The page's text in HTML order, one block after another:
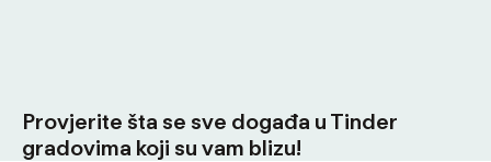
Provjerite šta se sve događa u Tinder
gradovima koji su vam blizu!